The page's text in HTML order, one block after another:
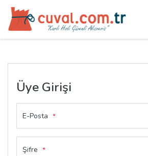
Üye Girişi
E-Posta *
Şifre *